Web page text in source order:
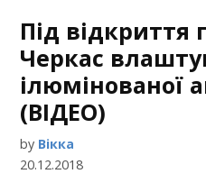
Під відкриття
Черкас
ілюмінованої
(ВІДЕО)
by Вікка
20.12.2018